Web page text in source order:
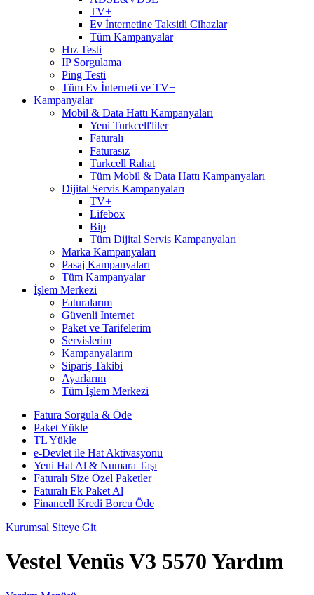
TV+
Ev İnternetine Taksitli Cihazlar
Tüm Kampanyalar
Hız Testi
IP Sorgulama
Ping Testi
Tüm Ev İnterneti ve TV+
Kampanyalar
Mobil & Data Hattı Kampanyaları
Yeni Turkcell'liler
Faturalı
Faturasız
Turkcell Rahat
Tüm Mobil & Data Hattı Kampanyaları
Dijital Servis Kampanyaları
TV+
Lifebox
Bip
Tüm Dijital Servis Kampanyaları
Marka Kampanyaları
Pasaj Kampanyaları
Tüm Kampanyalar
İşlem Merkezi
Faturalarım
Güvenli İnternet
Paket ve Tarifelerim
Servislerim
Kampanyalarım
Sipariş Takibi
Ayarlarım
Tüm İşlem Merkezi
Fatura Sorgula & Öde
Paket Yükle
TL Yükle
e-Devlet ile Hat Aktivasyonu
Yeni Hat Al & Numara Taşı
Faturalı Size Özel Paketler
Faturalı Ek Paket Al
Financell Kredi Borcu Öde
Kurumsal Siteye Git
Vestel Venüs V3 5570 Yardım